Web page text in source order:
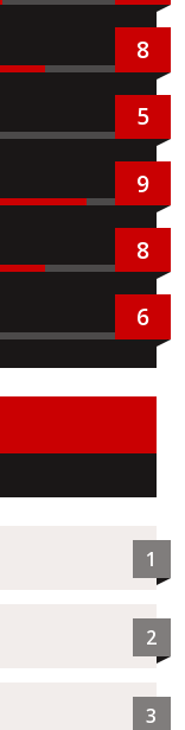
8
5
9
8
6
1
2
3